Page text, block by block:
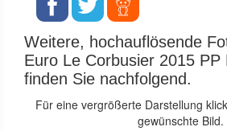
Weitere, hochauflösende
Euro Le Corbusier 2015 PP
finden Sie nachfolgend.
Für eine vergrößerte Darstellung
gewünschte Bild.